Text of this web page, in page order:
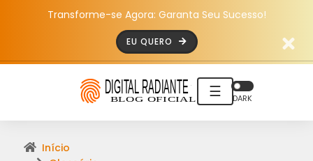
Transforme-se Agora: Garanta Seu Sucesso!
EU QUERO
☰ DARK
Início